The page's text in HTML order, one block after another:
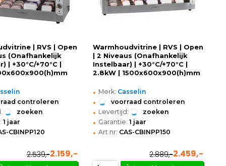
| RVS | Open
(Onafhankelijk
| +30°C/+70°C |
controleren
zoeken
1 jaar
CBINPP120
2.539,-2.159,-
Warmhoudvitrine | RVS | Open
| 2 Niveaus (Onafhankelijk
Instelbaar) | +30°C/+70°C |
2.8kW | 1500x600x900(h)mm
• Merk: Casselin
• voorraad controleren
• Levertijd: zoeken
• Garantie: 1 jaar
• Art.nr: CAS-CBINPP150
2.889,-2.459,-